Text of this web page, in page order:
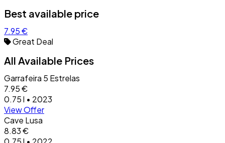
Best available price
7.95 €
Great Deal
All Available Prices
Garrafeira 5 Estrelas
7.95 €
0.75 l • 2023
View Offer
Cave Lusa
8.83 €